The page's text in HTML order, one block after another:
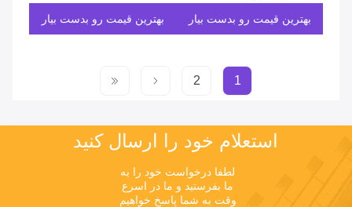
بهترین قیمت رو بدست بیار بهترین قیمت رو بدست بیار
1
2
استعلام خود را ارسال کنید
ما بفرستید و ما در اسرع